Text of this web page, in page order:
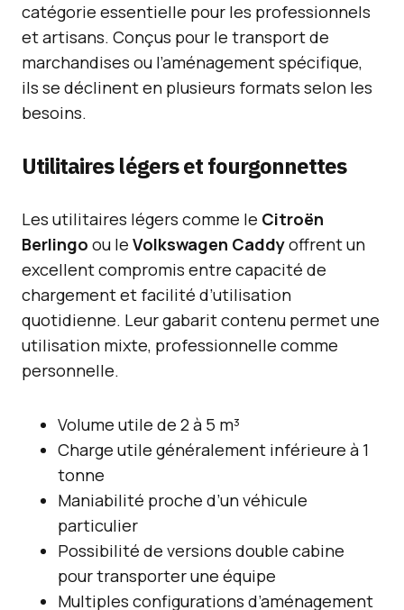
catégorie essentielle pour les professionnels
et artisans. Conçus pour le transport de
marchandises ou l’aménagement spécifique,
ils se déclinent en plusieurs formats selon les
besoins.
Utilitaires légers et fourgonnettes
Les utilitaires légers comme le Citroën
Berlingo ou le Volkswagen Caddyoffrent un
excellent compromis entre capacité de
chargement et facilité d’utilisation
quotidienne. Leur gabarit contenu permet une
utilisation mixte, professionnelle comme
personnelle.
Volume utile de 2 à 5 m³
Charge utile généralement inférieure à 1
tonne
Maniabilité proche d’un véhicule
particulier
Possibilité de versions double cabine
pour transporter une équipe
Multiples configurations d’aménagement